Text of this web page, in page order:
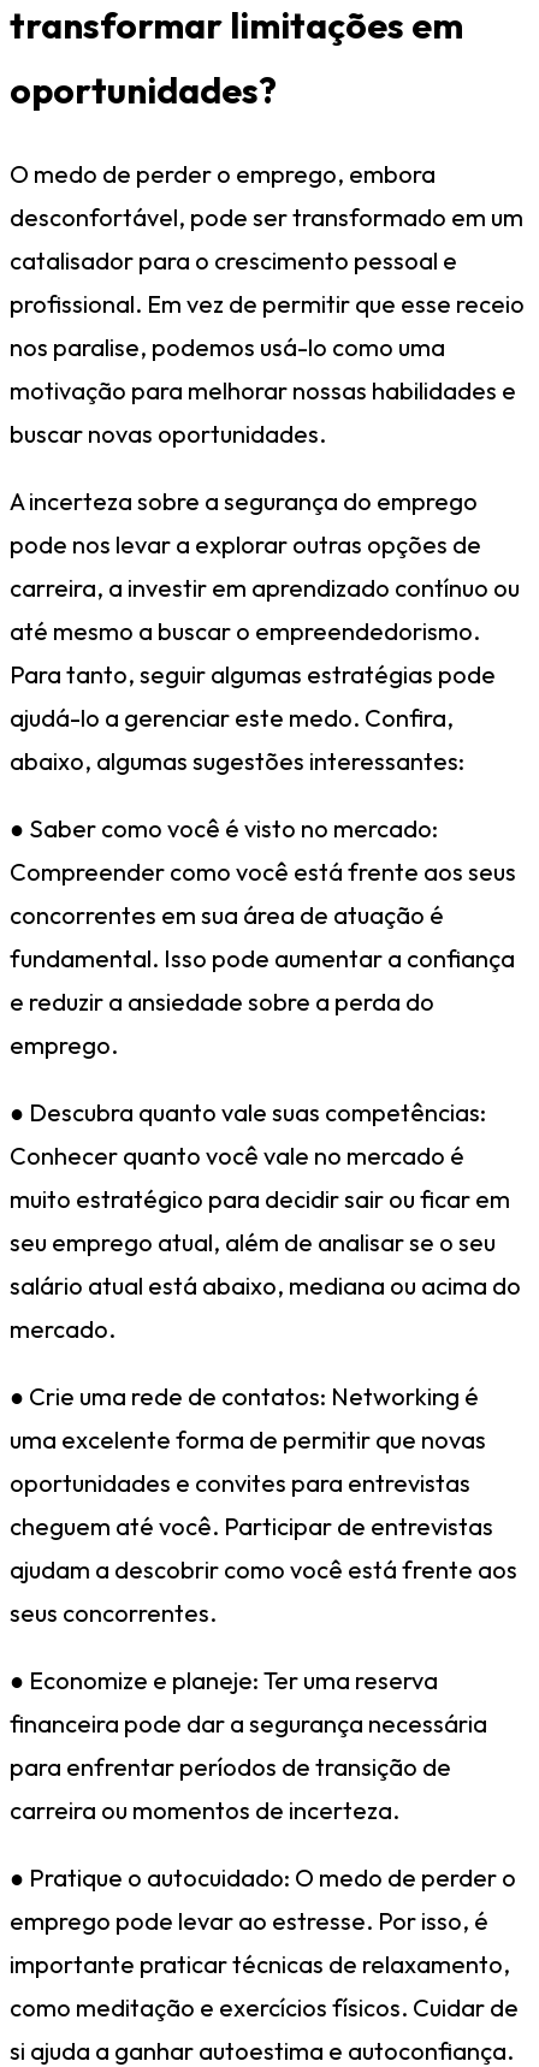
transformar limitações em
oportunidades?
O medo de perder o emprego, embora
desconfortável, pode ser transformado em um
catalisador para o crescimento pessoal e
profissional. Em vez de permitir que esse receio
nos paralise, podemos usá-lo como uma
motivação para melhorar nossas habilidades e
buscar novas oportunidades.
A incerteza sobre a segurança do emprego
pode nos levar a explorar outras opções de
carreira, a investir em aprendizado contínuo ou
até mesmo a buscar o empreendedorismo.
Para tanto, seguir algumas estratégias pode
ajudá-lo a gerenciar este medo. Confira,
abaixo, algumas sugestões interessantes:
● Saber como você é visto no mercado:
Compreender como você está frente aos seus
concorrentes em sua área de atuação é
fundamental. Isso pode aumentar a confiança
e reduzir a ansiedade sobre a perda do
emprego.
● Descubra quanto vale suas competências:
Conhecer quanto você vale no mercado é
muito estratégico para decidir sair ou ficar em
seu emprego atual, além de analisar se o seu
salário atual está abaixo, mediana ou acima do
mercado.
● Crie uma rede de contatos: Networking é
uma excelente forma de permitir que novas
oportunidades e convites para entrevistas
cheguem até você. Participar de entrevistas
ajudam a descobrir como você está frente aos
seus concorrentes.
● Economize e planeje: Ter uma reserva
financeira pode dar a segurança necessária
para enfrentar períodos de transição de
carreira ou momentos de incerteza.
● Pratique o autocuidado: O medo de perder o
emprego pode levar ao estresse. Por isso, é
importante praticar técnicas de relaxamento,
como meditação e exercícios físicos. Cuidar de
si ajuda a ganhar autoestima e autoconfiança.